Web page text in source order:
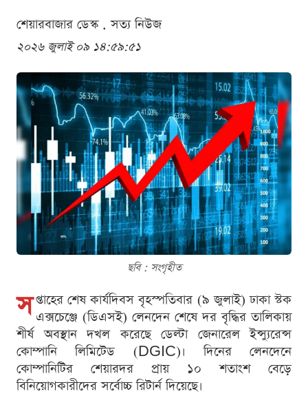
শেয়ারবাজার ডেস্ক . সত্য নিউজ
২০২৬ জুলাই ০৯ ১৪:৫৯:৫১
ছবি : সংগৃহীত
স প্তাহের শেষ কার্যদিবস বৃহস্পতিবার (৯ জুলাই) ঢাকা স্টক
এক্সচেঞ্জে (ডিএসই) লেনদেন শেষে দর বৃদ্ধির তালিকায়
শীর্ষ অবস্থান দখল করেছে ডেল্টা জেনারেল ইন্স্যুরেন্স
কোম্পানি লিমিটেড (DGIC)। দিনের লেনদেনে
কোম্পানিটির শেয়ারদর প্রায় ১০ শতাংশ বেড়ে
বিনিয়োগকারীদের সর্বোচ্চ রিটার্ন দিয়েছে।